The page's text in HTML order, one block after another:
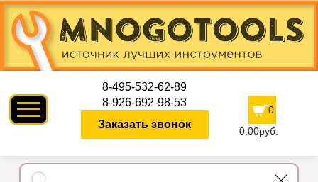
8-495-532-62-89
8-926-692-98-53
Заказать звонок
0
0.00руб.